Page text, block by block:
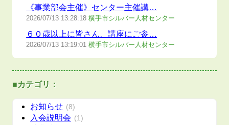
《事業部会主催》センター主催講…
2026/07/13 13:28:18 横手市シルバー人材センター
６０歳以上に皆さん、講座にご参…
2026/07/13 13:19:01 横手市シルバー人材センター
■カテゴリ：
お知らせ (8)
入会説明会 (1)